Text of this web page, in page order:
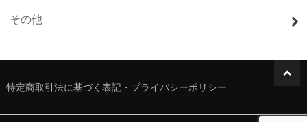
その他
特定商取引法に基づく表記・プライバシーポリシー